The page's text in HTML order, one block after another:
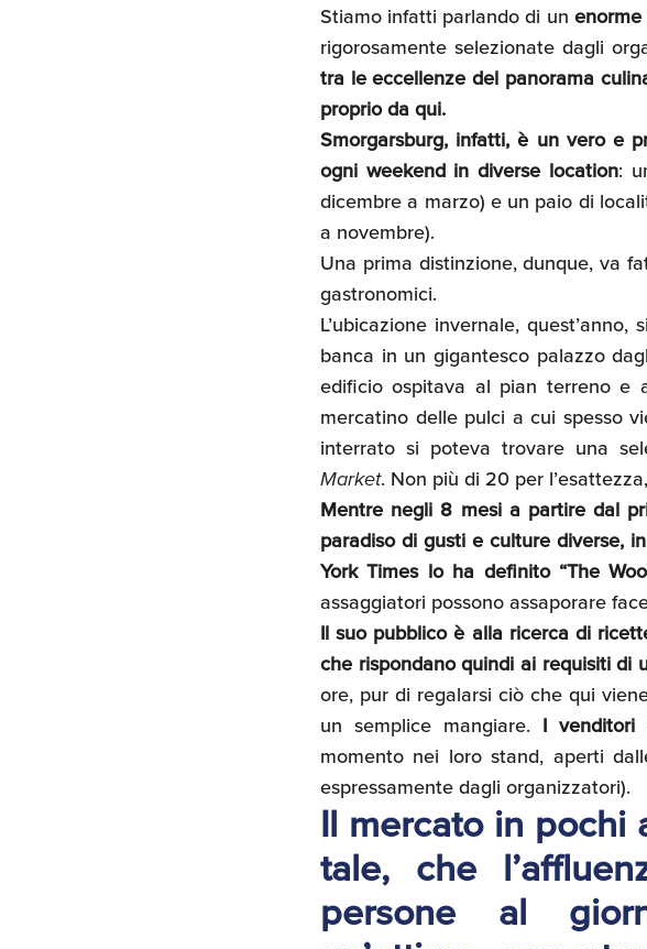
Stiamo infatti parlando di un
rigorosamente selezionate dagli
tra le eccellenze del panorama
proprio da qui.
Smorgarsburg, infatti, è un vero e
ogni weekend in diverse location:
dicembre a marzo) e un paio di
a novembre).
Una prima distinzione, dunque, va
gastronomici.
L’ubicazione invernale,
banca in un gigantesco palazzo
edificio ospitava al pian terreno e
mercatino delle pulci a cui spesso
interrato si poteva trovare una
Market. Non più di 20 per
Mentre negli 8 mesi a partire dal
paradiso di gusti e culture diverse,
York Times lo ha definito “The
assaggiatori possono assaporare
Il suo pubblico è alla ricerca di
che rispondano quindi ai requisiti di
ore, pur di regalarsi ciò che qui
un semplice mangiare. I venditori
momento nei loro stand, aperti
espressamente dagli organizzatori).
Il mercato in pochi
tale, che
persone al